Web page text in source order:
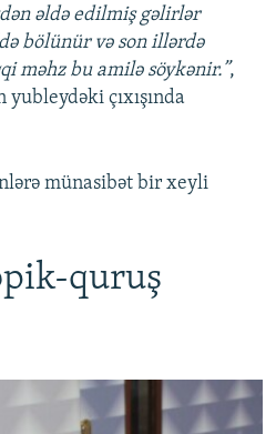
əldə edilmiş gəlirlər
bölünür və son illərdə
məhz bu amilə söykənir.”,
yubleydəki çıxışında
münasibət bir xeyli
quruş